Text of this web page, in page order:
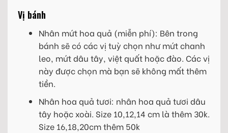
Vị bánh
Nhân mứt hoa quả (miễn phí): Bên trong
bánh sẽ có các vị tuỳ chọn như mứt chanh
leo, mứt dâu tây, việt quất hoặc đào. Các vị
này được chọn mà bạn sẽ không mất thêm
tiền.
Nhân hoa quả tươi: nhân hoa quả tươi dâu
tây hoặc xoài. Size 10,12,14 cm là thêm 30k.
Size 16,18,20cm thêm 50k